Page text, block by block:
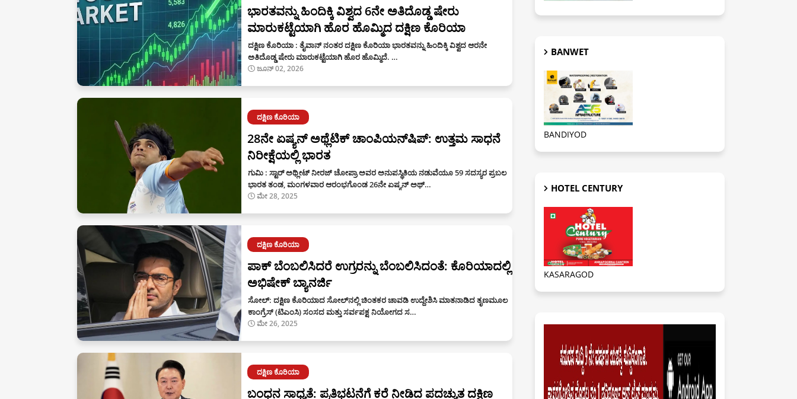
ಭಾರತವನ್ನು ಹಿಂದಿಕ್ಕಿ ವಿಶ್ವದ 6ನೇ ಅತಿದೊಡ್ಡ ಷೇರು
ಮಾರುಕಟ್ಟೆಯಾಗಿ ಹೊರ ಹೊಮ್ಮಿದ ದಕ್ಷಿಣ ಕೊರಿಯಾ
ದಕ್ಷಿಣ ಕೊರಿಯಾ : ತೈವಾನ್ ನಂತರ ದಕ್ಷಿಣ ಕೊರಿಯಾ ಭಾರತವನ್ನು ಹಿಂದಿಕ್ಕಿ ವಿಶ್ವದ ಆರನೇ
ಅತಿದೊಡ್ಡ ಷೇರು ಮಾರುಕಟ್ಟೆಯಾಗಿ ಹೊರ ಹೊಮ್ಮಿದೆ. …
ಜೂನ್ 02, 2026
ದಕ್ಷಿಣ ಕೊರಿಯಾ
28ನೇ ಏಷ್ಯನ್ ಅಥ್ಲೆಟಿಕ್‌ ಚಾಂಪಿಯನ್‌ಷಿಪ್: ಉತ್ತಮ ಸಾಧನೆ
ನಿರೀಕ್ಷೆಯಲ್ಲಿ ಭಾರತ
ಗುಮಿ : ಸ್ಟಾರ್ ಅಥ್ಲೀಟ್ ನೀರಜ್‌ ಚೋ‍ಪ್ರಾ ಅವರ ಅನುಪಸ್ಥಿತಿಯ ನಡುವೆಯೂ 59 ಸದಸ್ಯರ ಪ್ರಬಲ
ಭಾರತ ತಂಡ, ಮಂಗಳವಾರ ಆರಂಭಗೊಂಡ 26ನೇ ಏಷ್ಯನ್ ಅಥ್…
ಮೇ 28, 2025
ದಕ್ಷಿಣ ಕೊರಿಯಾ
ಪಾಕ್ ಬೆಂಬಲಿಸಿದರೆ ಉಗ್ರರನ್ನು ಬೆಂಬಲಿಸಿದಂತೆ: ಕೊರಿಯಾದಲ್ಲಿ
ಅಭಿಷೇಕ್ ಬ್ಯಾನರ್ಜಿ
ಸೋಲ್: ದಕ್ಷಿಣ ಕೊರಿಯಾದ ಸೋಲ್‌ನಲ್ಲಿ ಚಿಂತಕರ ಚಾವಡಿ ಉದ್ದೇಶಿಸಿ ಮಾತನಾಡಿದ ತೃಣಮೂಲ
ಕಾಂಗ್ರೆಸ್ (ಟಿಎಂಸಿ) ಸಂಸದ ಮತ್ತು ಸರ್ವಪಕ್ಷ ನಿಯೋಗದ ಸ…
ಮೇ 26, 2025
ದಕ್ಷಿಣ ಕೊರಿಯಾ
ಬಂಧನ ಸಾಧ್ಯತೆ: ಪ್ರತಿಭಟನೆಗೆ ಕರೆ ನೀಡಿದ ಪದಚ್ಯುತ ದಕ್ಷಿಣ
BANWET
BANDIYOD
HOTEL CENTURY
KASARAGOD